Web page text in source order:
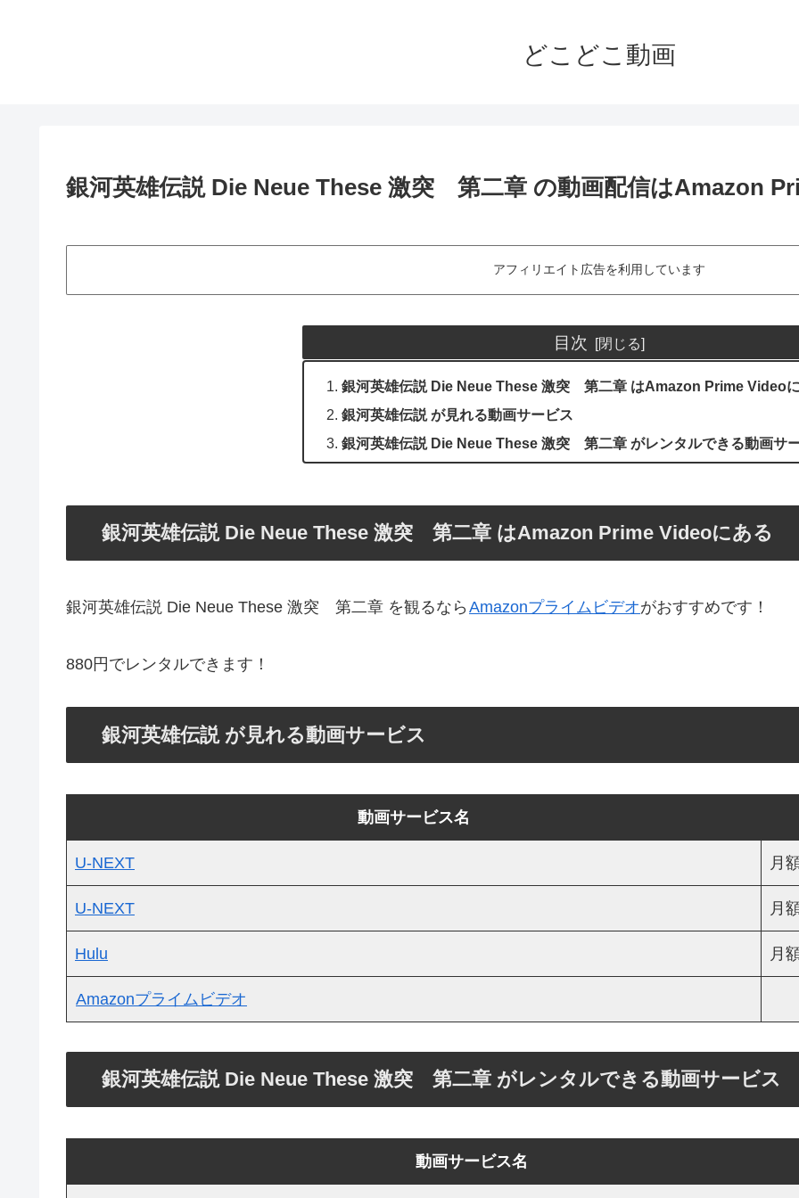
どこどこ動画
銀河英雄伝説 Die Neue These 激突 第二章 の動画配信はAmazon
アフィリエイト広告を利用しています
目次
銀河英雄伝説 Die Neue These 激突 第二章 はAmazon Prime Video
銀河英雄伝説 が見れる動画サービス
銀河英雄伝説 Die Neue These 激突 第二章 がレンタルできる動画サ
銀河英雄伝説 Die Neue These 激突 第二章 はAmazon Prime Videoにある
銀河英雄伝説 Die Neue These 激突 第二章 を観るなら Amazonプライムビデオがおすすめです！
880円でレンタルできます！
銀河英雄伝説 が見れる動画サービス
動画サービス名
U-NEXT 月
U-NEXT 月
Hulu 月
Amazonプライムビデオ
銀河英雄伝説 Die Neue These 激突 第二章 がレンタルできる動画サービス
動画サービス名